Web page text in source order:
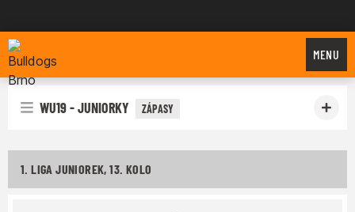
Bulldogs Brno
MENU
WU19 - JUNIORKY ZÁPASY
1. LIGA JUNIOREK, 13. KOLO